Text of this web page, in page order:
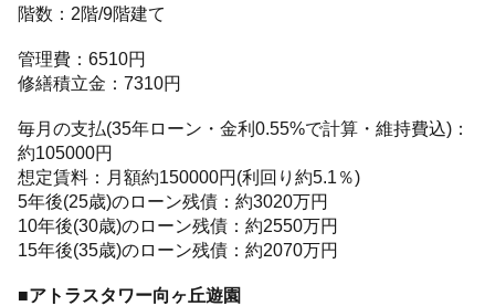
階数：2階/9階建て
管理費：6510円
修繕積立金：7310円
毎月の支払(35年ローン・金利0.55%で計算・維持費込)：
約105000円
想定賃料：月額約150000円(利回り約5.1％)
5年後(25歳)のローン残債：約3020万円
10年後(30歳)のローン残債：約2550万円
15年後(35歳)のローン残債：約2070万円
■アトラスタワー向ヶ丘遊園